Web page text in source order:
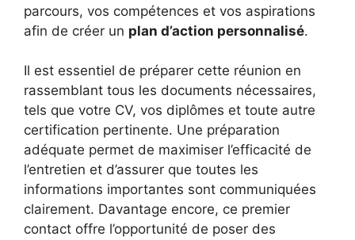
parcours, vos compétences et vos aspirations
afin de créer un plan d’action personnalisé.
Il est essentiel de préparer cette réunion en
rassemblant tous les documents nécessaires,
tels que votre CV, vos diplômes et toute autre
certification pertinente. Une préparation
adéquate permet de maximiser l’efficacité de
l’entretien et d’assurer que toutes les
informations importantes sont communiquées
clairement. Davantage encore, ce premier
contact offre l’opportunité de poser des